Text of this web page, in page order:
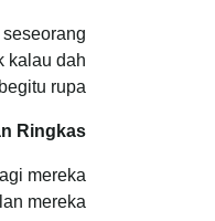
kalau dah
rupa?
Ringkas :
mereka
mereka.